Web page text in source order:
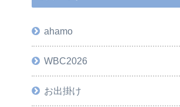
ahamo
WBC2026
お出掛け